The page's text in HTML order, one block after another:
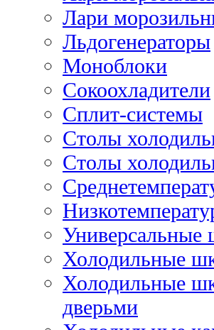
Лари
Льдогенераторы
Моноблоки
Сокоохладители
Сплит-системы
Столы
Столы
Холодильные
Холодильные
дверьми